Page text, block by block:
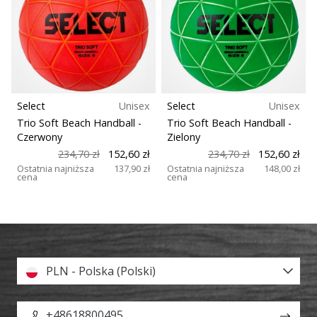
nowe
buty
do
piłki
ręcznej
Accelerate
NITRO
SQD
Odkryj
innowacje
czy
warto…
Typ piłki 1
Plac zabaw
Sport
Select
Unisex
Trio Soft Beach Handball -
Czerwony
234,70 zł
152,60 zł
Ostatnia najniższa
cena
137,90 zł
Select
Unisex
Trio Soft Beach Handball -
Zielony
234,70 zł
152,60 zł
Ostatnia najniższa
cena
148,00 zł
PLN - Polska (Polski)